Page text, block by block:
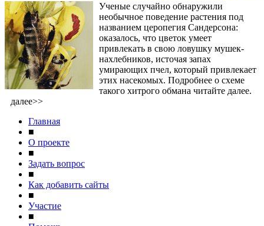
Ученые случайно обнаружили
необычное поведение растения под
названием церопегия Сандерсона:
оказалось, что цветок умеет
привлекать в свою ловушку мушек-
нахлебников, источая запах
умирающих пчел, который привлекает
этих насекомых. Подробнее о схеме
такого хитрого обмана читайте далее.
далее>>
Главная
■
О проекте
■
Задать вопрос
■
Как добавить сайты
■
Участие
■